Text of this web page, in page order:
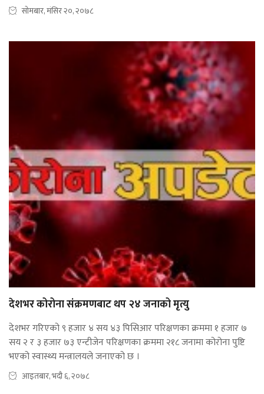
सोमबार, मंसिर २०, २०७८
देशभर कोरोना संक्रमणबाट थप २४ जनाको मृत्यु
देशभर गरिएको ९ हजार ४ सय ४३ पिसिआर परिक्षणका क्रममा १ हजार ७
सय २ र ३ हजार ७३ एन्टीजेन परिक्षणका क्रममा २१८ जनामा कोरोना पुष्टि
भएको स्वास्थ्य मन्त्रालयले जनाएको छ ।
आइतबार, भदौ ६, २०७८